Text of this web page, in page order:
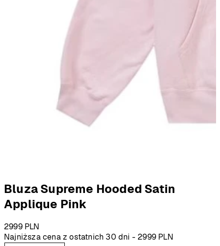
Bluza Supreme Hooded Satin
Applique Pink
2999 PLN
Najniższa cena z ostatnich 30 dni - 2999 PLN